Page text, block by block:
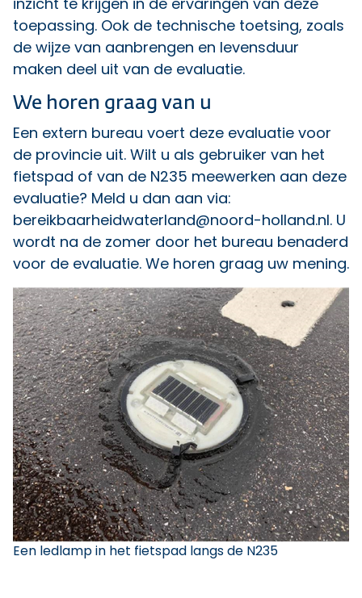
toepassing. Ook de technische toetsing, zoals
de wijze van aanbrengen en levensduur
maken deel uit van de evaluatie.
We horen graag van u
Een extern bureau voert deze evaluatie voor
de provincie uit. Wilt u als gebruiker van het
fietspad of van de N235 meewerken aan deze
evaluatie? Meld u dan aan via:
bereikbaarheidwaterland@noord-holland.nl. U
wordt na de zomer door het bureau benaderd
voor de evaluatie. We horen graag uw mening.
Een ledlamp in het fietspad langs de N235